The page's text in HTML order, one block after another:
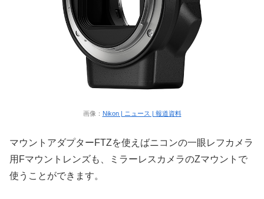
画像： Nikon | ニュース | 報道資料
マウントアダプターFTZを使えばニコンの一眼レフカメラ
用Fマウントレンズも、ミラーレスカメラのZマウントで
使うことができます。